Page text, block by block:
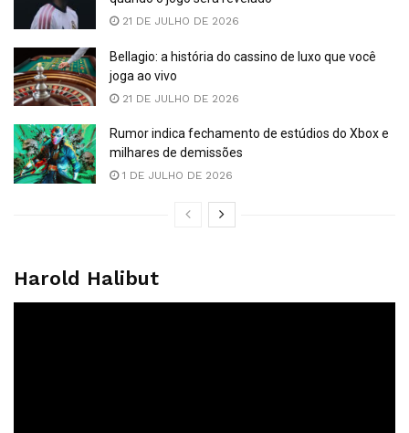
21 DE JULHO DE 2026
Bellagio: a história do cassino de luxo que você
joga ao vivo
21 DE JULHO DE 2026
Rumor indica fechamento de estúdios do Xbox e
milhares de demissões
1 DE JULHO DE 2026
Harold Halibut